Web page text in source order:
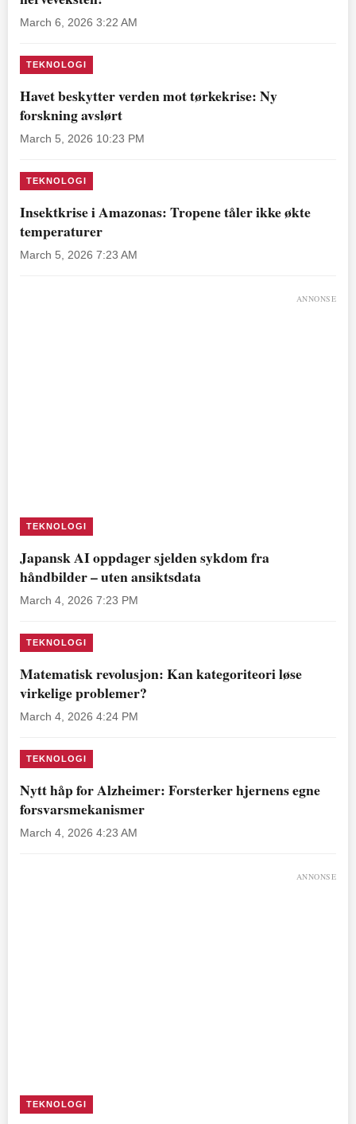
March 6, 2026 3:22 AM
TEKNOLOGI
Havet beskytter verden mot tørkekrise: Ny
forskning avslørt
March 5, 2026 10:23 PM
TEKNOLOGI
Insektkrise i Amazonas: Tropene tåler ikke økte
temperaturer
March 5, 2026 7:23 AM
ANNONSE
TEKNOLOGI
Japansk AI oppdager sjelden sykdom fra
håndbilder – uten ansiktsdata
March 4, 2026 7:23 PM
TEKNOLOGI
Matematisk revolusjon: Kan kategoriteori løse
virkelige problemer?
March 4, 2026 4:24 PM
TEKNOLOGI
Nytt håp for Alzheimer: Forsterker hjernens egne
forsvarsmekanismer
March 4, 2026 4:23 AM
ANNONSE
TEKNOLOGI